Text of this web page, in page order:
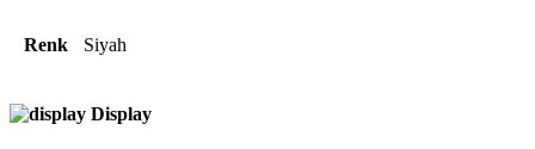
Renk Siyah
Display